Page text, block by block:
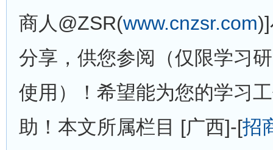
商人@ZSR(www.cnzsr.com
分享，供您参阅（仅限学习
使用）！希望能为您的学习
助！本文所属栏目 [广西]-[招